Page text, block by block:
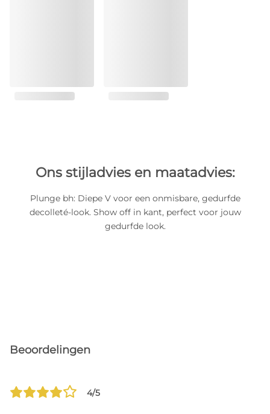
Ons stijladvies en maatadvies:
Plunge bh: Diepe V voor een onmisbare, gedurfde
decolleté-look. Show off in kant, perfect voor jouw
gedurfde look.
Beoordelingen
4/5